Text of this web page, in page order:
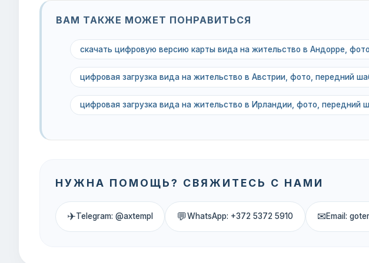
ВАМ ТАКЖЕ МОЖЕТ ПОНРАВИТЬСЯ
скачать цифровую версию карты вида на жительство в Андорре,
цифровая загрузка вида на жительство в Австрии, фото, передний
цифровая загрузка вида на жительство в Ирландии, фото, передний
НУЖНА ПОМОЩЬ? СВЯЖИТЕСЬ С НАМИ
✈Telegram: @axtempl 💬WhatsApp: +372 5372 5910 ✉Email: